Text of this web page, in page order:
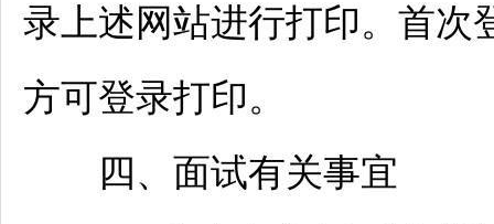
录上述网站进行打印。首次
方可登录打印。
四、面试有关事宜